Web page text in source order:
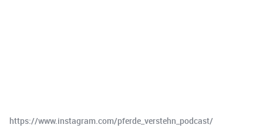
https://www.instagram.com/pferde_verstehn_podcast/